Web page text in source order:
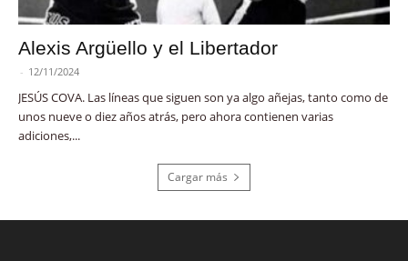
Alexis Argüello y el Libertador
- 12/11/2024
JESÚS COVA. Las líneas que siguen son ya algo añejas, tanto como de
unos nueve o diez años atrás, pero ahora contienen varias
adiciones,...
Cargar más